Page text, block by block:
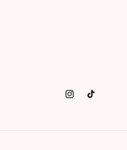
אינסטגרם
טיק